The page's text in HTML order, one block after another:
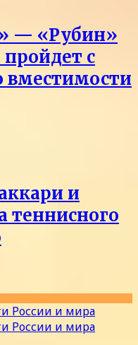
— «Рубин»
пройдет с
вместимости
и
теннисного